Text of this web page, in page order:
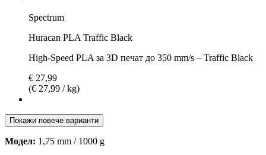
Spectrum
Huracan PLA Traffic Black
High-Speed PLA за 3D печат до 350 mm/s – Traffic Black
€ 27,99
(€ 27,99 / kg)
Покажи повече варианти
Модел: 1,75 mm / 1000 g